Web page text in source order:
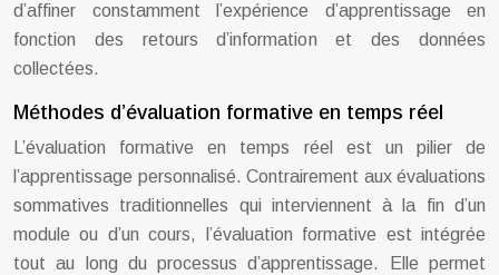
d’affiner constamment l’expérience d’apprentissage en
fonction des retours d’information et des données
collectées.
Méthodes d’évaluation formative en temps réel
L’évaluation formative en temps réel est un pilier de
l’apprentissage personnalisé. Contrairement aux évaluations
sommatives traditionnelles qui interviennent à la fin d’un
module ou d’un cours, l’évaluation formative est intégrée
tout au long du processus d’apprentissage. Elle permet